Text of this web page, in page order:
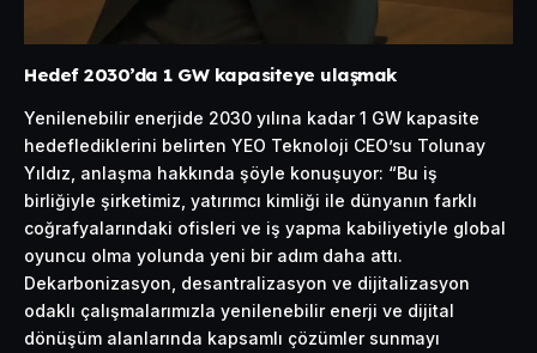
Hedef 2030’da 1 GW kapasiteye ulaşmak
Yenilenebilir enerjide 2030 yılına kadar 1 GW kapasite
hedeflediklerini belirten YEO Teknoloji CEO’su Tolunay
Yıldız, anlaşma hakkında şöyle konuşuyor: “Bu iş
birliğiyle şirketimiz, yatırımcı kimliği ile dünyanın farklı
coğrafyalarındaki ofisleri ve iş yapma kabiliyetiyle global
oyuncu olma yolunda yeni bir adım daha attı.
Dekarbonizasyon, desantralizasyon ve dijitalizasyon
odaklı çalışmalarımızla yenilenebilir enerji ve dijital
dönüşüm alanlarında kapsamlı çözümler sunmayı